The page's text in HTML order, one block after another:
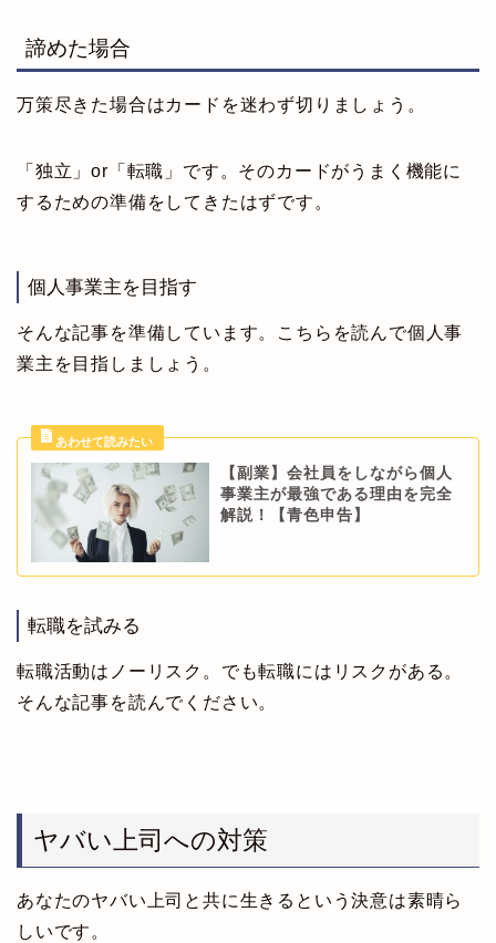
諦めた場合
万策尽きた場合はカードを迷わず切りましょう。
「独立」or「転職」です。そのカードがうまく機能に
するための準備をしてきたはずです。
個人事業主を目指す
そんな記事を準備しています。こちらを読んで個人事
業主を目指しましょう。
【副業】会社員をしながら個人
事業主が最強である理由を完全
解説！【青色申告】
転職を試みる
転職活動はノーリスク。でも転職にはリスクがある。
そんな記事を読んでください。
ヤバい上司への対策
あなたのヤバい上司と共に生きるという決意は素晴ら
しいです。